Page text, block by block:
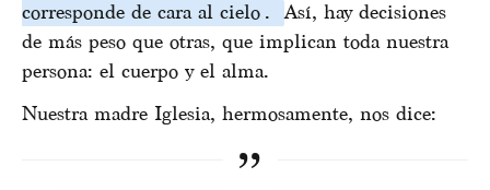
corresponde de cara al cielo .
Así, hay decisiones
de más peso que otras, que implican toda nuestra
persona: el cuerpo y el alma.
Nuestra madre Iglesia, hermosamente, nos dice: